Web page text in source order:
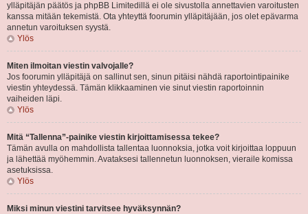
ylläpitäjän päätös ja phpBB Limitedillä ei ole sivustolla annettavien varoitusten
kanssa mitään tekemistä. Ota yhteyttä foorumin ylläpitäjään, jos olet epävarma
annetun varoituksen syystä.
Ylös
Miten ilmoitan viestin valvojalle?
Jos foorumin ylläpitäjä on sallinut sen, sinun pitäisi nähdä raportointipainike
viestin yhteydessä. Tämän klikkaaminen vie sinut viestin raportoinnin
vaiheiden läpi.
Ylös
Mitä “Tallenna”-painike viestin kirjoittamisessa tekee?
Tämän avulla on mahdollista tallentaa luonnoksia, jotka voit kirjoittaa loppuun
ja lähettää myöhemmin. Avataksesi tallennetun luonnoksen, vieraile komissa
asetuksissa.
Ylös
Miksi minun viestini tarvitsee hyväksynnän?